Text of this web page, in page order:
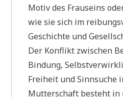
Motiv des Frauseins
wie sie sich im
Geschichte und
Der Konflikt zwischen
Bindung,
Freiheit und Sinnsuche
Mutterschaft besteht in